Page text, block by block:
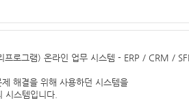
프로그램) 온라인 업무 시스템 - ERP / CRM /
해결을 위해 사용하던 시스템을